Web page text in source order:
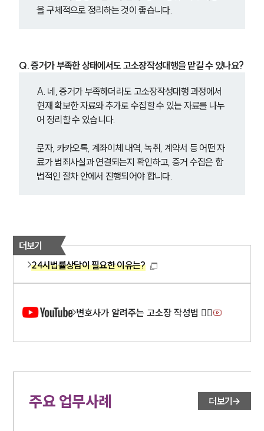
을 구체적으로 정리하는 것이 좋습니다.
Q. 증거가 부족한 상태에서도 고소장작성대행을 맡길 수 있나요?
A. 네, 증거가 부족하더라도 고소장작성대행 과정에서
현재 확보한 자료와 추가로 수집할 수 있는 자료를 나누
어 정리할 수 있습니다.
문자, 카카오톡, 계좌이체 내역, 녹취, 계약서 등 어떤 자
료가 범죄사실과 연결되는지 확인하고, 증거 수집은 합
법적인 절차 안에서 진행되어야 합니다.
더보기
24시법률상담이 필요한 이유는?
변호사가 알려주는 고소장 작성법 ✍🏻
주요 업무사례 더보기